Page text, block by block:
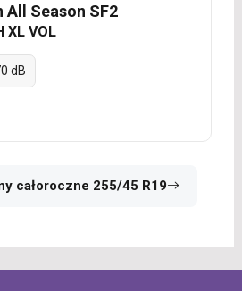
Season SF2
XL VOL
dB
całoroczne 255/45 R19